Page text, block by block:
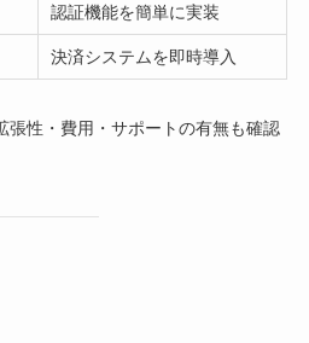
認証機能を簡単に実装
決済システムを即時導入
張性・費用・サポートの有無も確認